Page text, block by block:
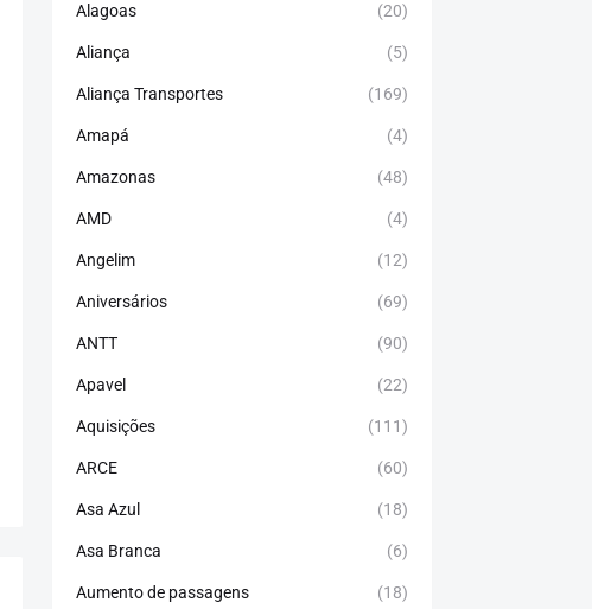
Alagoas (20)
Aliança (5)
Aliança Transportes (169)
Amapá (4)
Amazonas (48)
AMD (4)
Angelim (12)
Aniversários (69)
ANTT (90)
Apavel (22)
Aquisições (111)
ARCE (60)
Asa Azul (18)
Asa Branca (6)
Aumento de passagens (18)